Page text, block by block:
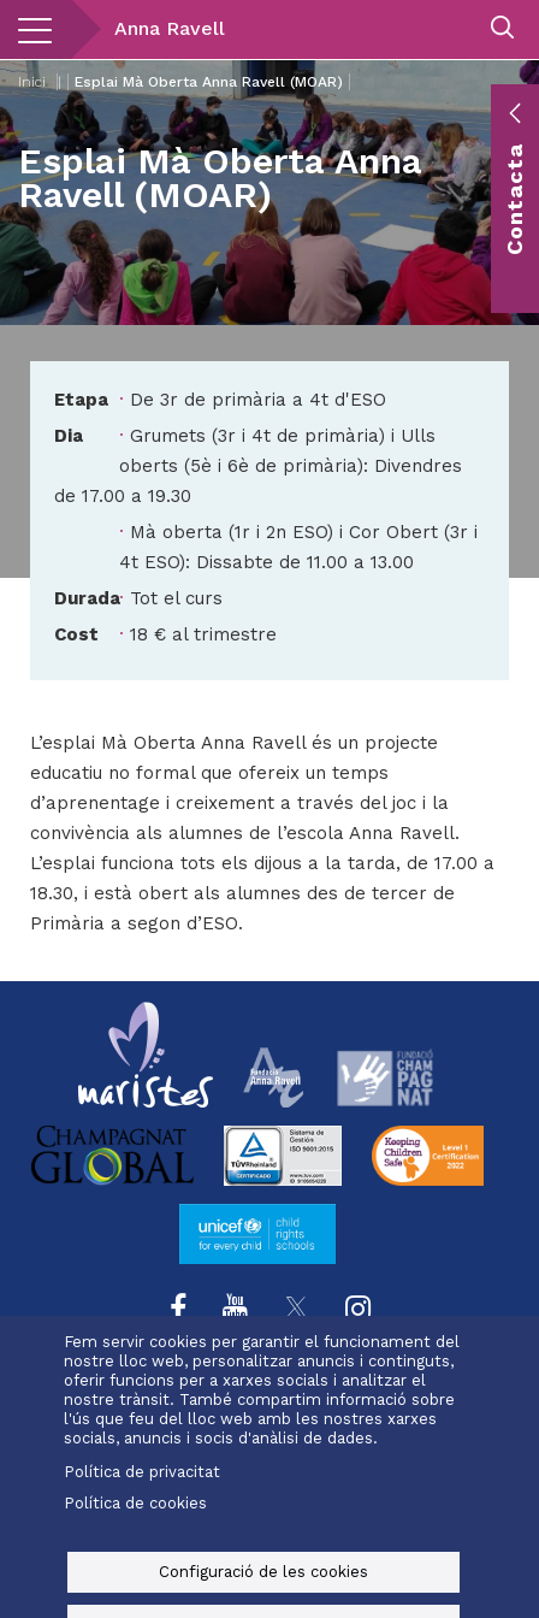
Vés
contingut
Anna Ravell
Inici | Esplai Mà Oberta Anna Ravell (MOAR)
Esplai Mà Oberta Anna
Ravell (MOAR)
Etapa
De 3r de primària a 4t d'ESO
Dia
Grumets (3r i 4t de primària) i Ulls
oberts (5è i 6è de primària): Divendres
de 17.00 a 19.30
Mà oberta (1r i 2n ESO) i Cor Obert (3r i
4t ESO): Dissabte de 11.00 a 13.00
Durada Tot el curs
Cost
18 € al trimestre
L’esplai Mà Oberta Anna Ravell és un projecte
educatiu no formal que ofereix un temps
d’aprenentage i creixement a través del joc i la
convivència als alumnes de l’escola Anna Ravell.
L’esplai funciona tots els dijous a la tarda, de 17.00 a
18.30, i està obert als alumnes des de tercer de
Primària a segon d’ESO.
Fem servir cookies per garantir el funcionament del
nostre lloc web, personalitzar anuncis i continguts,
oferir funcions per a xarxes socials i analitzar el
nostre trànsit. També compartim informació sobre
l'ús que feu del lloc web amb les nostres xarxes
socials, anuncis i socis d'anàlisi de dades.
Política de privacitat
Política de cookies
Configuració de les cookies
Contacta
Menu
footer
ravell
L'escola Projecte educatiu
Oferta educativa
Serveis i extraescolars
Pastoral Matrícula
Alexia
Office 365
© Maristes Catalunya, 2025